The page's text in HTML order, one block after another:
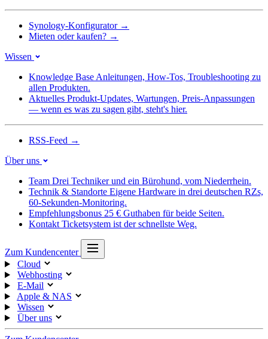
Synology-Konfigurator →
Mieten oder kaufen? →
Wissen
Knowledge Base Anleitungen, How-Tos, Troubleshooting zu
allen Produkten.
Aktuelles Produkt-Updates, Wartungen, Preis-Anpassungen
— wenn es was zu sagen gibt, steht's hier.
RSS-Feed →
Über uns
Team Drei Techniker und ein Bürohund, vom Niederrhein.
Technik & Standorte Eigene Hardware in drei deutschen RZs,
60-Sekunden-Monitoring.
Empfehlungsbonus 25 € Guthaben für beide Seiten.
Kontakt Ticketsystem ist der schnellste Weg.
Zum Kundencenter
Cloud
Webhosting
E-Mail
Apple & NAS
Wissen
Über uns